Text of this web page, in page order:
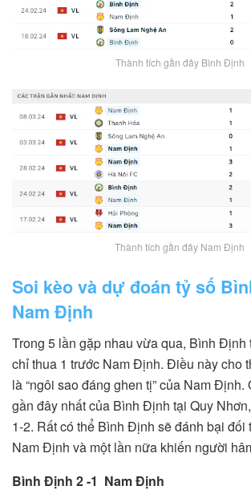
Thành tích gần đây Bình Định
Thành tích gần đây Nam Định
Soi kèo và dự đoán tỷ số
Nam Định
Trong 5 lần gặp nhau vừa qua, Bình Định
chỉ thua 1 trước Nam Định. Điều này cho
là “ngôi sao đáng ghen tị” của Nam Định.
gần đây nhất của Bình Định tại Quy
1-2. Rất có thể Bình Định sẽ đánh bại đối
Nam Định và một lần nữa khiến người
Bình Định 2 -1 Nam Định